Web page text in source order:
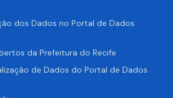
dos Dados no Portal de Dados
da Prefeitura do Recife
de Dados do Portal de Dados